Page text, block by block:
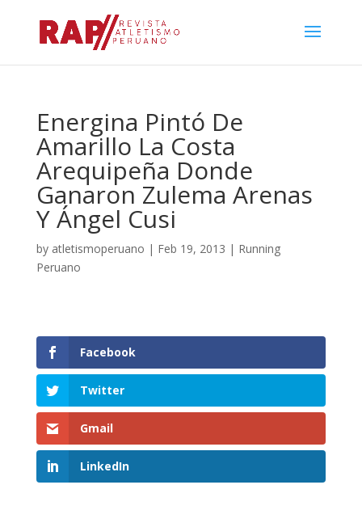
Energina Pintó De
Amarillo La Costa
Arequipeña Donde
Ganaron Zulema Arenas
Y Ángel Cusi
by atletismoperuano | Feb 19, 2013 | Running
Peruano
Facebook
Twitter
Gmail
LinkedIn